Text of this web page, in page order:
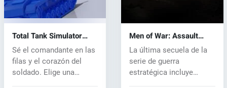
Total Tank Simulator
(PC) key
Sé el comandante en las
filas y el corazón del
soldado. Elige una
Men of War: Assault
Squad 2 (PC) CD key
La última secuela de la
serie de guerra
estratégica incluye